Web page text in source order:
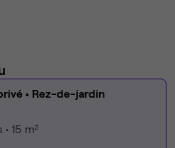
• Rez-de-jardin
15 m²